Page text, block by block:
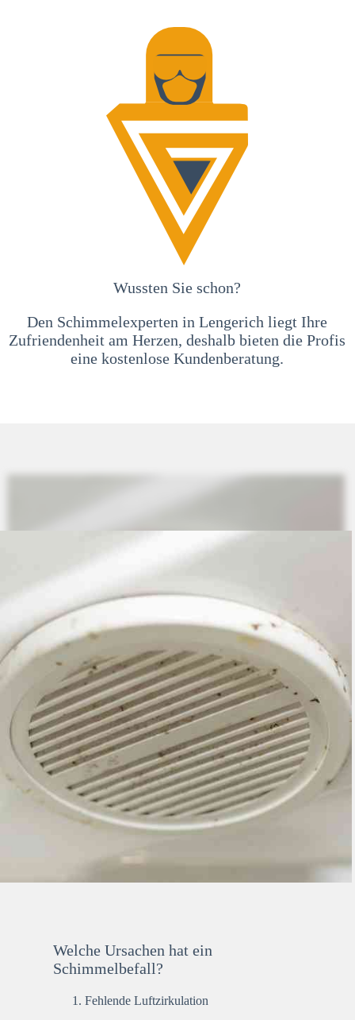
Wussten Sie schon?
Den Schimmelexperten in Lengerich liegt Ihre
Zufriendenheit am Herzen, deshalb bieten die Profis
eine kostenlose Kundenberatung.
Welche Ursachen hat ein
Schimmelbefall?
Fehlende Luftzirkulation